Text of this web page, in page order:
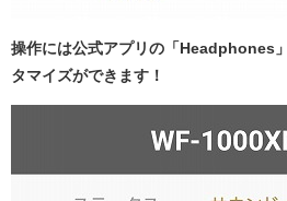
操作には公式アプリの「Headphones
タマイズができます！